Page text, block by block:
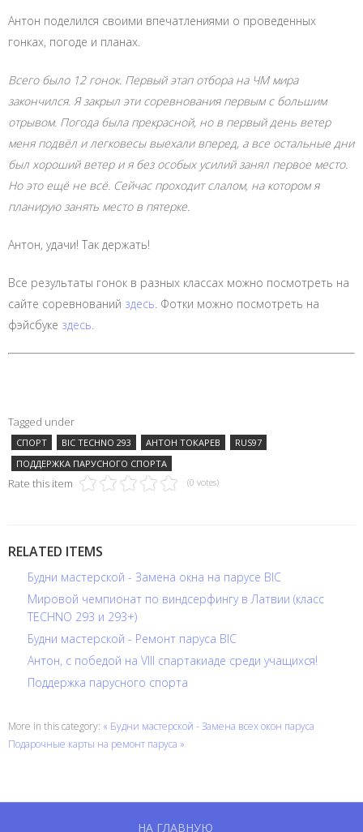
Антон поделился своими впечатлениями о проведенных
гонках, погоде и планах.
Всего было 12 гонок. Первый этап отбора на ЧМ мира
закончился. Я закрыл эти соревнования первым с большим
отрывом. Погода была прекрасной, но в первый день ветер
меня подвёл и легковесы выехали вперед, а все остальные дни
был хороший ветер и я без особых усилий занял первое место.
Но это ещё не всё. Сейчас проходит слалом, на котором я
планирую занять место в пятерке.
Антон, удачи! Так держать!
Все результаты гонок в разных классах можно посмотреть на
сайте соревнований здесь. Фотки можно посмотреть на
фэйсбуке здесь.
Tagged under
СПОРТ BIC TECHNO 293 АНТОН ТОКАРЕВ
RUS97
ПОДДЕРЖКА ПАРУСНОГО СПОРТА
Rate this item (0 votes)
RELATED ITEMS
Будни мастерской - Замена окна на парусе BIC
Мировой чемпионат по виндсерфингу в Латвии (класс
TECHNO 293 и 293+)
Будни мастерской - Ремонт паруса BIC
Антон, с победой на VIII спартакиаде среди учащихся!
Поддержка парусного спорта
More in this category: « Будни мастерской - Замена всех окон паруса
Подарочные карты на ремонт паруса »
НА ГЛАВНУЮ